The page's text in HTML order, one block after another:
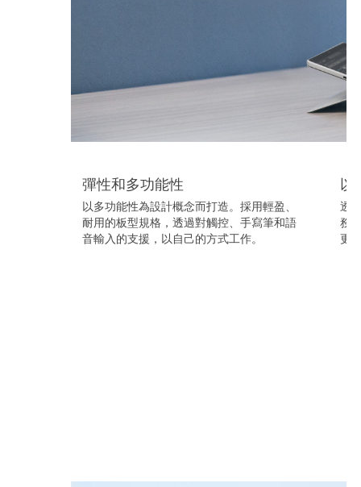
彈性和多功能性
以多功能性為設計概念而打造。採用輕盈、
耐用的板型規格，透過對觸控、手寫筆和語
音輸入的支援，以自己的方式工作。
以
透
務
更